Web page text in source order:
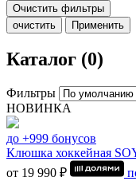
Очистить фильтры
очистить
Применить
Каталог (0)
Фильтры
НОВИНКА
до +999 бонусов
Клюшка хоккейная
от 19 990 ₽